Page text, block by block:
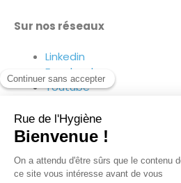
Sur nos réseaux
Linkedin
Facebook
Youtube
Suivez-nous sur